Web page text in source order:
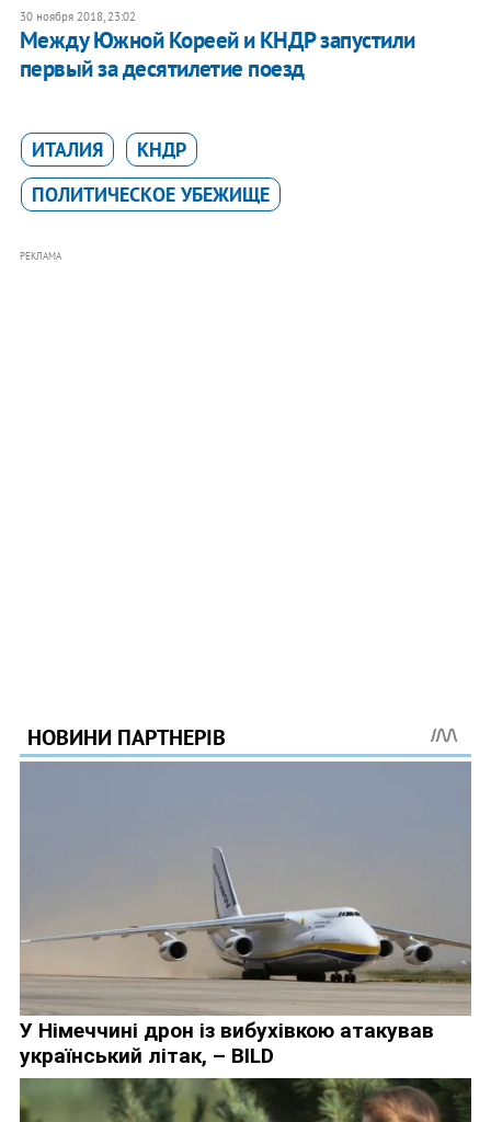
30 ноября 2018, 23:02
Между Южной Кореей и КНДР запустили
первый за десятилетие поезд
ИТАЛИЯ
КНДР
ПОЛИТИЧЕСКОЕ УБЕЖИЩЕ
РЕКЛАМА